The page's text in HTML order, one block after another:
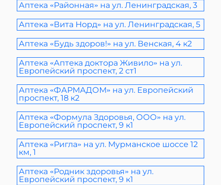
Аптека «Районная» на ул. Ленинградская, 3
Аптека «Вита Норд» на ул. Ленинградская, 5
Аптека «Будь здоров!» на ул. Венская, 4 к2
Аптека «Аптека доктора Живило» на ул.
Европейский проспект, 2 ст1
Аптека «ФАРМАДОМ» на ул. Европейский
проспект, 18 к2
Аптека «Формула Здоровья, ООО» на ул.
Европейский проспект, 9 к1
Аптека «Ригла» на ул. Мурманское шоссе 12
км, 1
Аптека «Родник здоровья» на ул.
Европейский проспект, 9 к1